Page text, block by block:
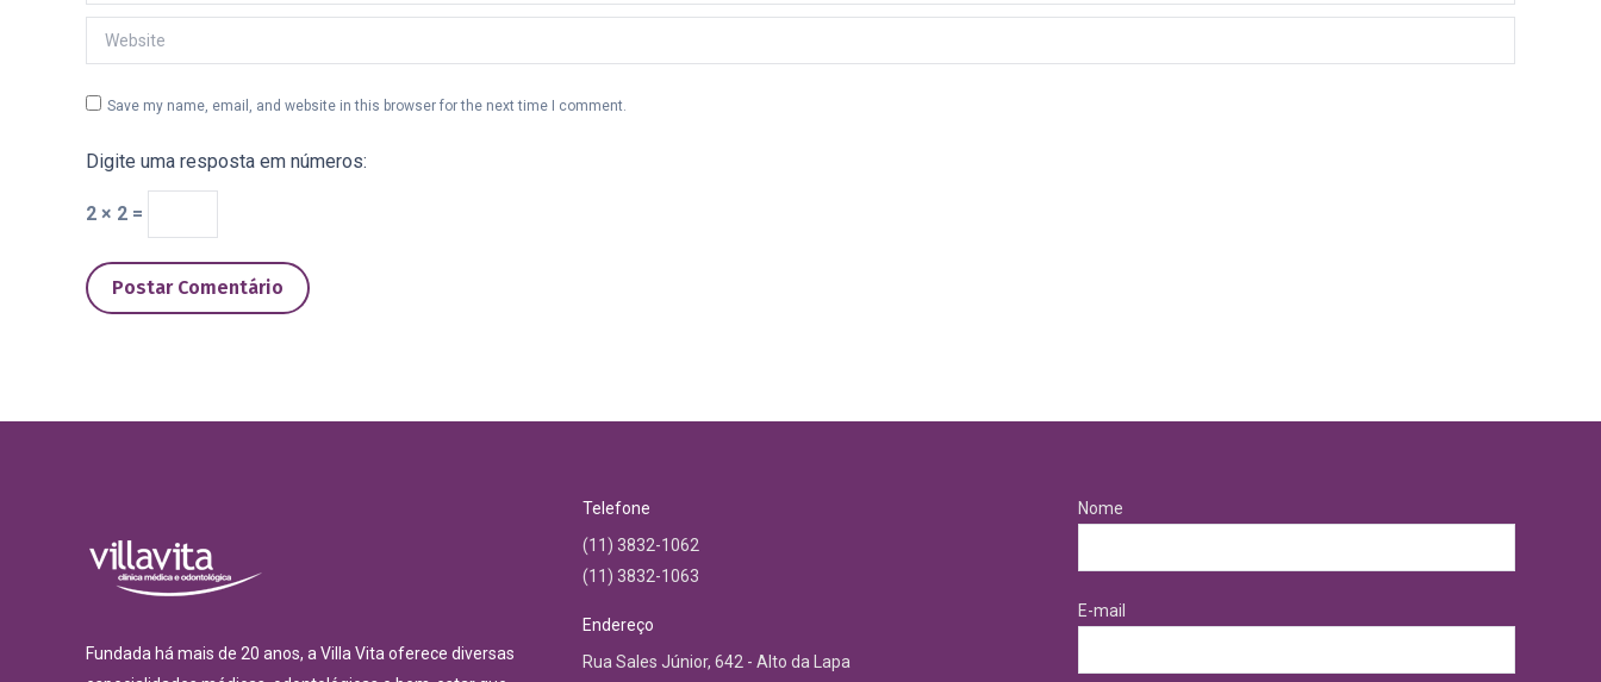
Website
Save my name, email, and website in this browser for the next time I comment.
Digite uma resposta em números:
2 × 2 =
Postar Comentário
Fundada há mais de 20 anos, a Villa Vita oferece diversas
Telefone
(11) 3832-1062
(11) 3832-1063
Endereço
Rua Sales Júnior, 642 - Alto da Lapa
Nome
E-mail